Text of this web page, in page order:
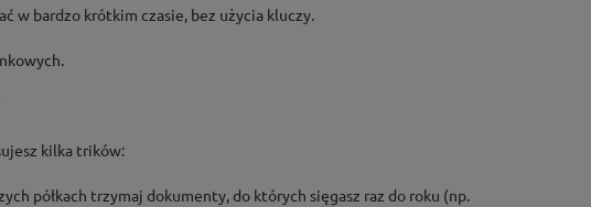
w bardzo krótkim czasie, bez użycia kluczy.
kilka trików:
półkach trzymaj dokumenty, do których sięgasz raz do roku (np.